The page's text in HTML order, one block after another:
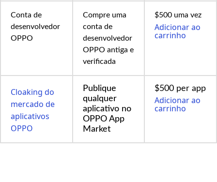
Conta de
desenvolvedor
OPPO
Compre uma
conta de
desenvolvedor
OPPO antiga e
verificada
$500 uma vez
Adicionar ao
carrinho
Cloaking do
mercado de
aplicativos
OPPO
Publique
qualquer
aplicativo no
OPPO App
Market
$500 per app
Adicionar ao
carrinho